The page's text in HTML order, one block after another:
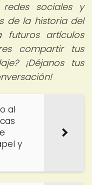
sociales y
de la historia del
futuros artículos
compartir tus
¡Déjanos tus
al
y